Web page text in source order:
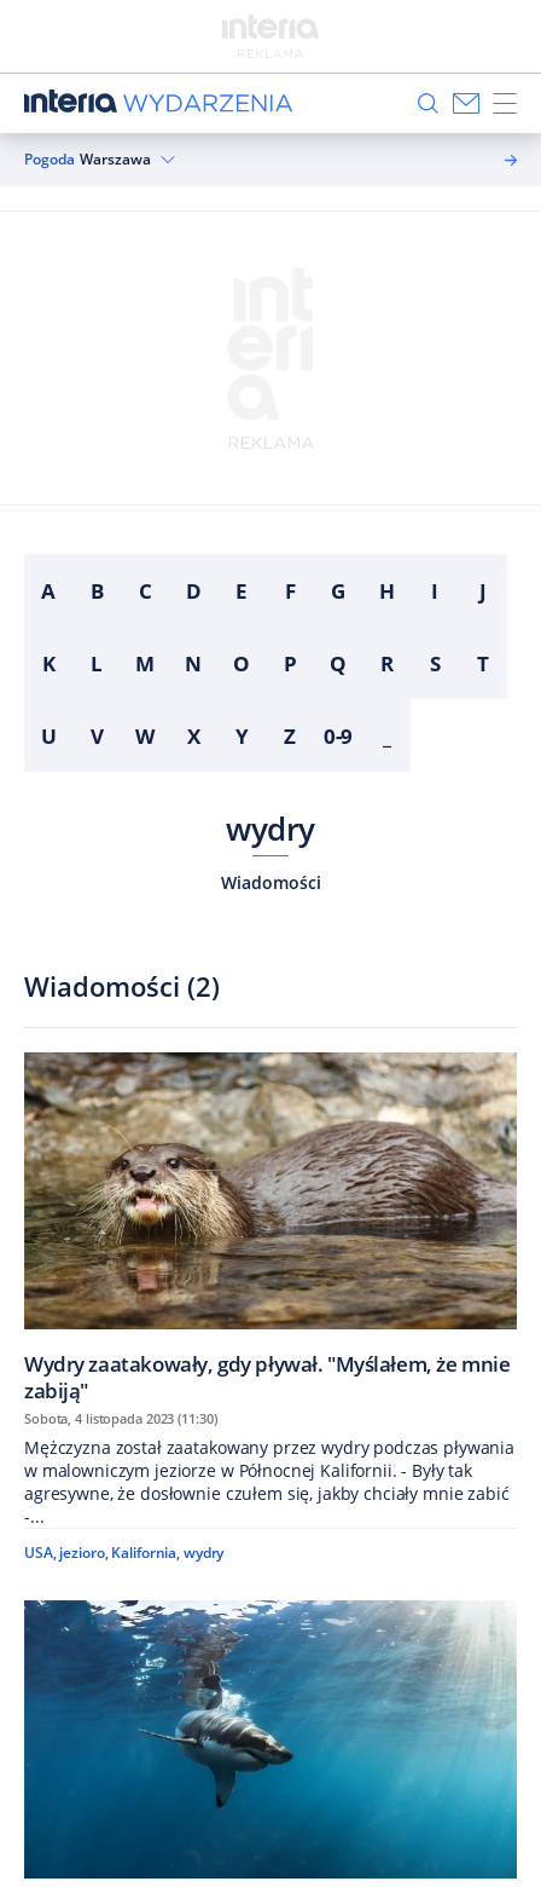
Pogoda Warszawa
A B C D E F G H I J
K L M N O P Q R S T
U V W X Y Z 0-9
wydry
Wiadomości
Wiadomości (2)
Wydry zaatakowały, gdy pływał. "Myślałem, że mnie
zabiją"
Sobota, 4 listopada 2023 (11:30)
Mężczyzna został zaatakowany przez wydry podczas pływania
w malowniczym jeziorze w Północnej Kalifornii. - Były tak
agresywne, że dosłownie czułem się, jakby chciały mnie zabić
-...
USA, jezioro, Kalifornia,wydry